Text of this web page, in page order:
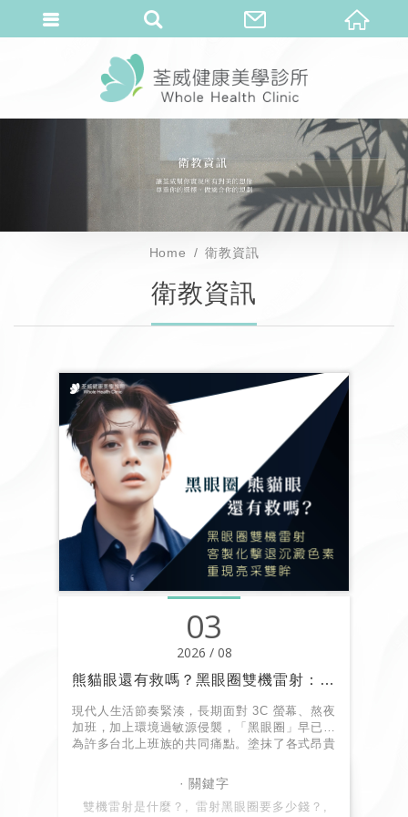
Home 衛教資訊
衛教資訊
03
2026 / 08
熊貓眼還有救嗎？黑眼圈雙機雷射：客製化擊退沉澱色素、重現亮采雙眸｜荃威診所
現代人生活節奏緊湊，長期面對 3C 螢幕、熬夜
加班，加上環境過敏源侵襲，「黑眼圈」早已成
為許多台北上班族的共同痛點。塗抹了各式昂貴
依然屹立不搖？
事實上，黑眼圈的成因複雜且多樣，單靠保養品
往往難以深入真皮層解決根源問題。位於台北忠
雙機雷射是什麼？
雷射黑眼圈要多少錢？